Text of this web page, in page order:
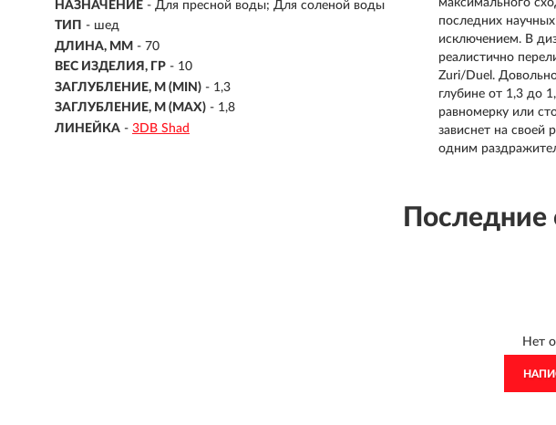
НАЗНАЧЕНИЕ - Для пресной воды; Для соленой воды
ТИП - шед
ДЛИНА, ММ - 70
ВЕС ИЗДЕЛИЯ, ГР - 10
ЗАГЛУБЛЕНИЕ, М (MIN) - 1,3
ЗАГЛУБЛЕНИЕ, М (MAX) - 1,8
ЛИНЕЙКА - 3DB Shad
максимального
последних
исключением. В
реалистично
Zuri/Duel. Довольно
глубине от 1,3 до
равномерку или
зависнет на своей
одним
Нет